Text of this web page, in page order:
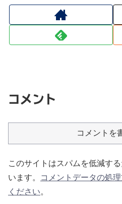
コメント
コメントを
このサイトはスパムを低減す
います。
コメントデータの処
ください。